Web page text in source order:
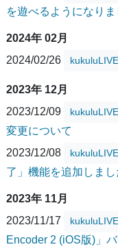
を遊べるようになりま
2024年 02月
2024/02/26
kukuluLIVE
2023年 12月
2023/12/09
kukuluLIVE
変更について
2023/12/08
kukuluLIVE
了」機能を追加しまし
2023年 11月
2023/11/17
kukuluLIVE
Encoder 2 (iOS版)」